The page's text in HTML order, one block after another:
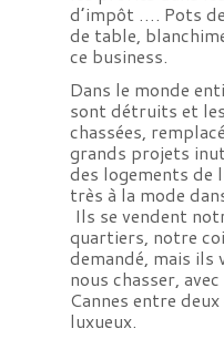
d’impôt …. Pots
de table,
ce business.
Dans le monde
sont détruits et
chassées,
grands projets
des logements de
très à la mode
Ils se vendent
quartiers, notre
demandé, mais ils
nous chasser,
Cannes entre
luxueux.